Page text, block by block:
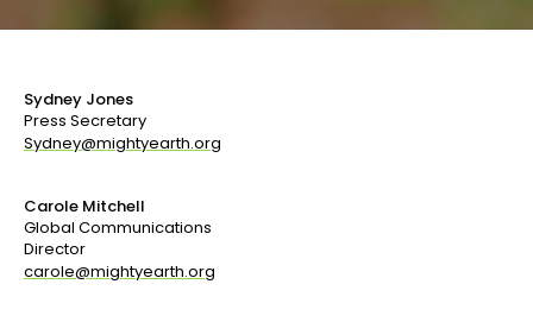
Sydney Jones
Press Secretary
Sydney@mightyearth.org
Carole Mitchell
Global Communications
Director
carole@mightyearth.org